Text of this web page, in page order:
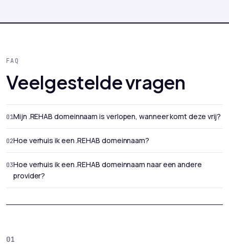
FAQ
Veelgestelde vragen
Mijn .REHAB domeinnaam is verlopen, wanneer komt deze vrij?
Hoe verhuis ik een .REHAB domeinnaam?
Hoe verhuis ik een .REHAB domeinnaam naar een andere
provider?